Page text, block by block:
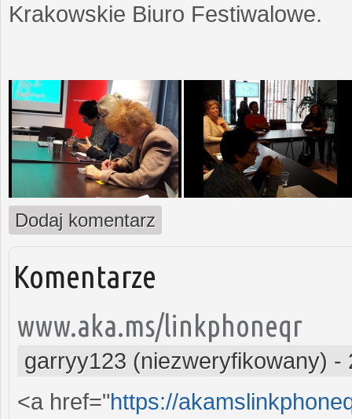
Krakowskie Biuro Festiwalowe.
Dodaj komentarz
Komentarze
www.aka.ms/linkphoneqr
garryy123 (niezweryfikowany) -
<a href="https://